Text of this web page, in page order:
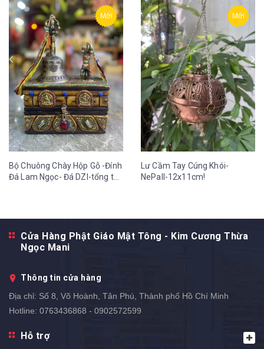
Mới
Bộ Chuông Chày Hộp Gỗ -Đính
Đá Lam Ngọc- Đá DZI-tổng thể
Mới
Lư Cầm Tay Cúng Khói-
NePall-12x11cm!
Cửa Hàng Phật Giáo Mật Tông - Kim Cương Thừa
Ngọc Mani
Thông tin cửa hàng
Địa chỉ: Số 8, Võ Hoành, Tân Phú, Thành phố Hồ Chí Minh
Hotline: 0763436868 - 0902572599
Hỗ trợ